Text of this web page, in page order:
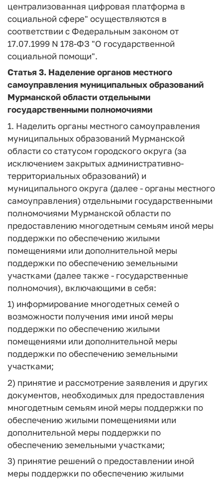
централизованная цифровая платформа в
социальной сфере" осуществляются в
соответствии с Федеральным законом от
17.07.1999 N 178-ФЗ "О государственной
социальной помощи".
Статья 3. Наделение органов местного
самоуправления муниципальных образований
Мурманской области отдельными
государственными полномочиями
1. Наделить органы местного самоуправления
муниципальных образований Мурманской
области со статусом городского округа (за
исключением закрытых административно-
территориальных образований) и
муниципального округа (далее - органы местного
самоуправления) отдельными государственными
полномочиями Мурманской области по
предоставлению многодетным семьям иной меры
поддержки по обеспечению жилыми
помещениями или дополнительной меры
поддержки по обеспечению земельными
участками (далее также - государственные
полномочия), включающими в себя:
1) информирование многодетных семей о
возможности получения ими иной меры
поддержки по обеспечению жилыми
помещениями или дополнительной меры
поддержки по обеспечению земельными
участками;
2) принятие и рассмотрение заявления и других
документов, необходимых для предоставления
многодетным семьям иной меры поддержки по
обеспечению жилыми помещениями или
дополнительной меры поддержки по
обеспечению земельными участками;
3) принятие решений о предоставлении иной
меры поддержки по обеспечению жилыми